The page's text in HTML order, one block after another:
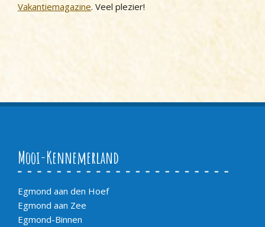
Vakantiemagazine. Veel plezier!
Mooi-Kennemerland
Egmond aan den Hoef
Egmond aan Zee
Egmond-Binnen